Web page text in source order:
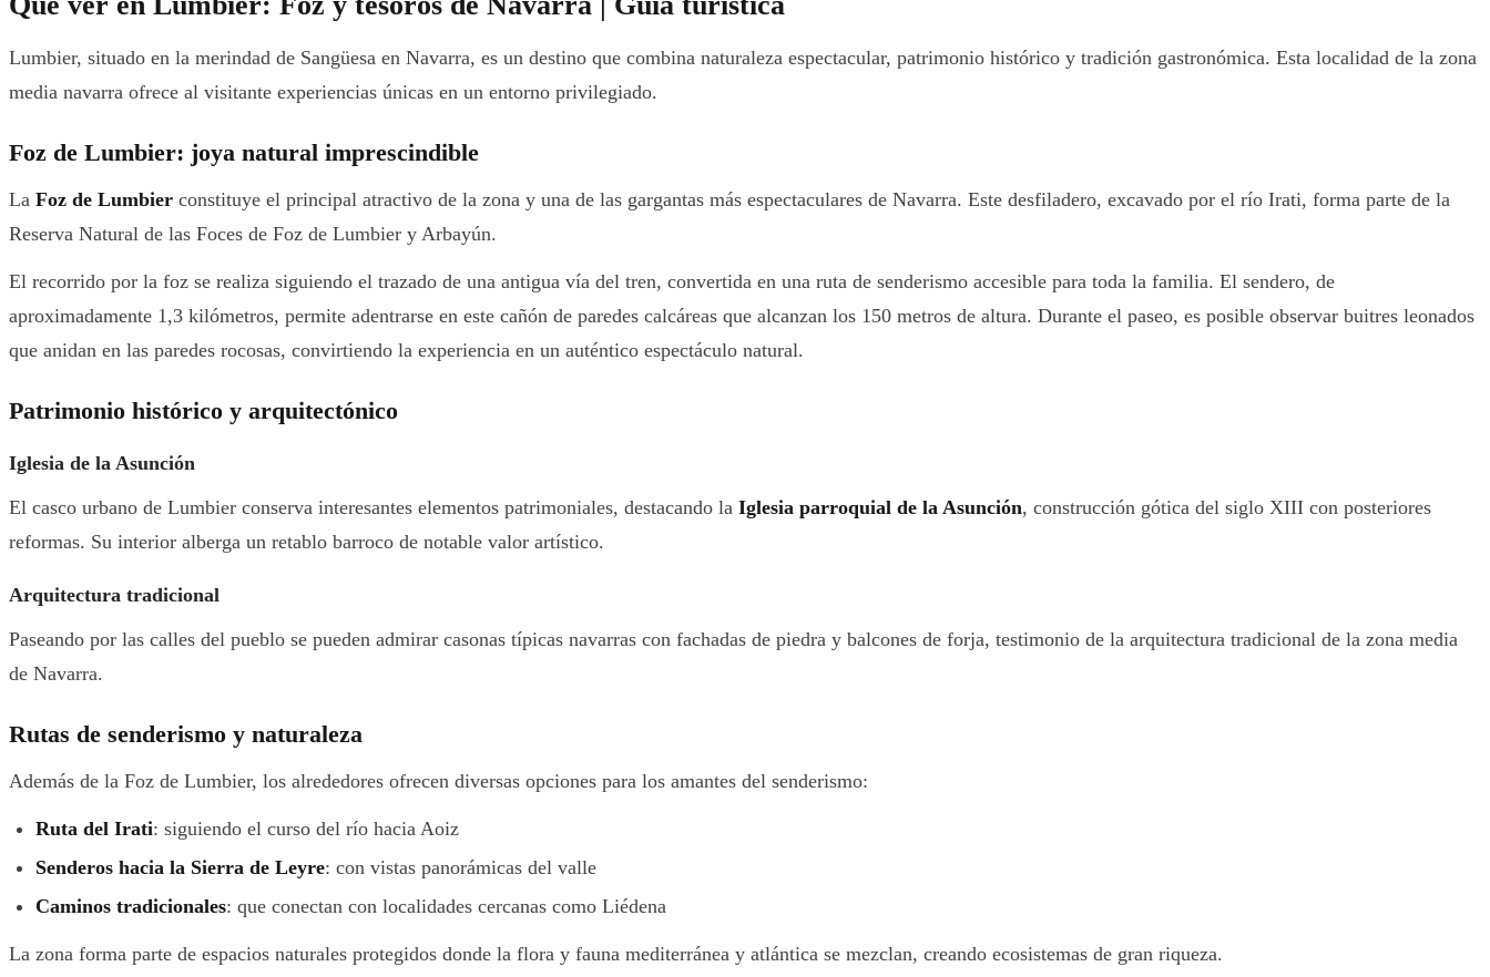
Lumbier, situado en la merindad de Sangüesa en Navarra, es un destino que combina naturaleza espectacular, patrimonio histórico y tradición gastronómica. Esta localidad de la zona
media navarra ofrece al visitante experiencias únicas en un entorno privilegiado.
Foz de Lumbier: joya natural imprescindible
La Foz de Lumbier constituye el principal atractivo de la zona y una de las gargantas más espectaculares de Navarra. Este desfiladero, excavado por el río Irati, forma parte de la
Reserva Natural de las Foces de Foz de Lumbier y Arbayún.
El recorrido por la foz se realiza siguiendo el trazado de una antigua vía del tren, convertida en una ruta de senderismo accesible para toda la familia. El sendero, de
aproximadamente 1,3 kilómetros, permite adentrarse en este cañón de paredes calcáreas que alcanzan los 150 metros de altura. Durante el paseo, es posible observar buitres leonados
que anidan en las paredes rocosas, convirtiendo la experiencia en un auténtico espectáculo natural.
Patrimonio histórico y arquitectónico
Iglesia de la Asunción
El casco urbano de Lumbier conserva interesantes elementos patrimoniales, destacando la Iglesia parroquial de la Asunción, construcción gótica del siglo XIII con posteriores
reformas. Su interior alberga un retablo barroco de notable valor artístico.
Arquitectura tradicional
Paseando por las calles del pueblo se pueden admirar casonas típicas navarras con fachadas de piedra y balcones de forja, testimonio de la arquitectura tradicional de la zona media
de Navarra.
Rutas de senderismo y naturaleza
Además de la Foz de Lumbier, los alrededores ofrecen diversas opciones para los amantes del senderismo:
Ruta del Irati: siguiendo el curso del río hacia Aoiz
Senderos hacia la Sierra de Leyre: con vistas panorámicas del valle
Caminos tradicionales: que conectan con localidades cercanas como Liédena
La zona forma parte de espacios naturales protegidos donde la flora y fauna mediterránea y atlántica se mezclan, creando ecosistemas de gran riqueza.